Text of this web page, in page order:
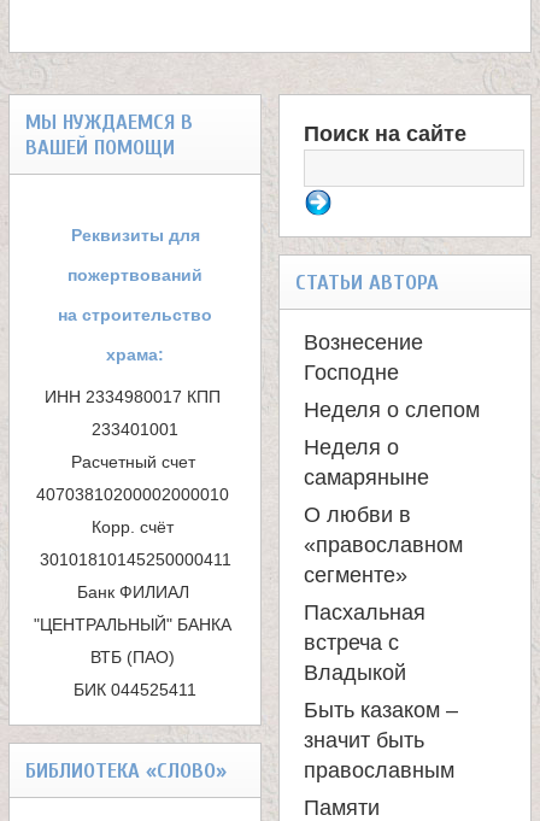
н
т
с
т
МЫ НУЖДАЕМСЯ В
ВАШЕЙ ПОМОЩИ
Реквизиты для
пожертвований
на строительство
храма:
ИНН 2334980017 КПП
233401001
Расчетный счет
40703810200002000010
Корр. счёт
Банк ФИЛИАЛ
"ЦЕНТРАЛЬНЫЙ" БАНКА
ВТБ (ПАО)
БИК 044525411
БИБЛИОТЕКА «СЛОВО»
Ф
о
р
м
а
п
о
и
с
к
а
Поиск на сайте
СТАТЬИ АВТОРА
Вознесение
Господне
Неделя о слепом
Неделя о
самаряныне
О любви в
«православном
сегменте»
Пасхальная
встреча с
Владыкой
Быть казаком –
значит быть
православным
Памяти